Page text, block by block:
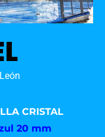
CRISTAL
20 mm